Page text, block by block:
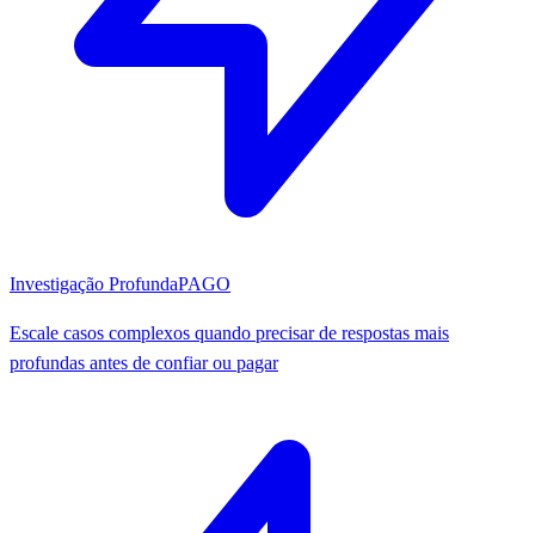
Investigação ProfundaPAGO
Escale casos complexos quando precisar de respostas mais
profundas antes de confiar ou pagar